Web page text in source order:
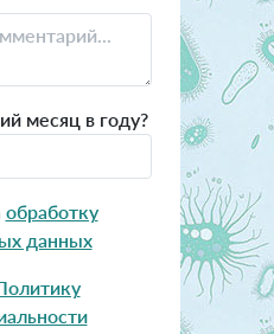
месяц в году?
обработку
данных